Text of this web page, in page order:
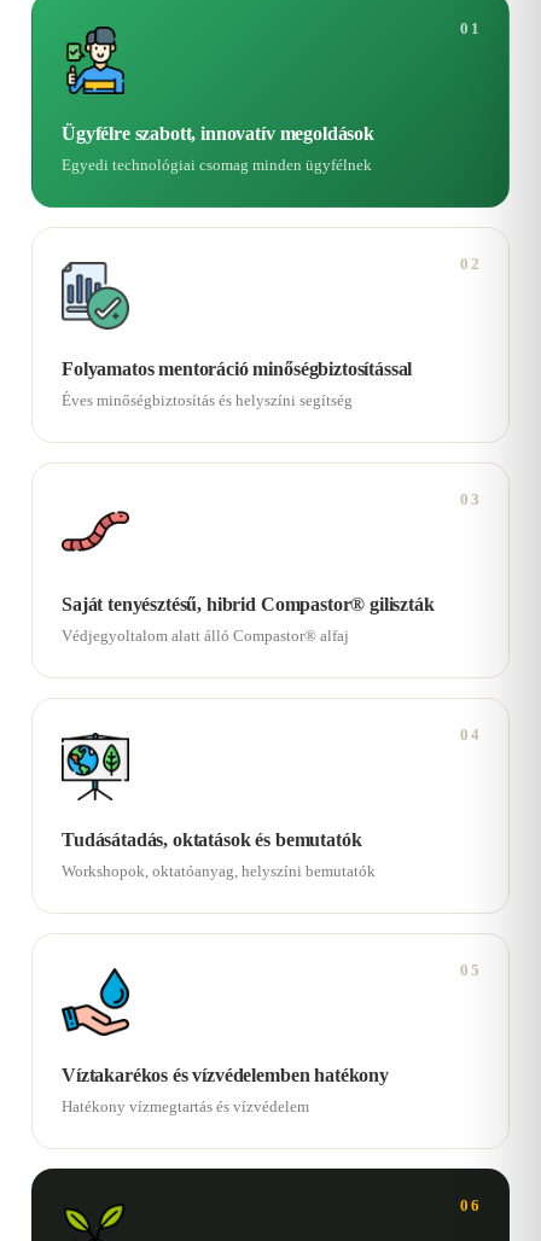
01
Ügyfélre szabott, innovatív megoldások
Egyedi technológiai csomag minden ügyfélnek
02
Folyamatos mentoráció minőségbiztosítással
Éves minőségbiztosítás és helyszíni segítség
03
Saját tenyésztésű, hibrid Compastor® giliszták
Védjegyoltalom alatt álló Compastor® alfaj
04
Tudásátadás, oktatások és bemutatók
Workshopok, oktatóanyag, helyszíni bemutatók
05
Víztakarékos és vízvédelemben hatékony
Hatékony vízmegtartás és vízvédelem
06